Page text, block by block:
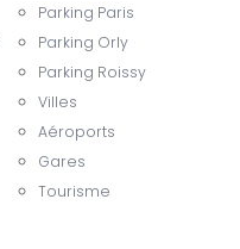
Parking Paris
Parking Orly
Parking Roissy
Villes
Aéroports
Gares
Tourisme